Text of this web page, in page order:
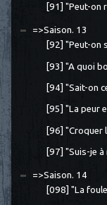
[91] "Peut-on
=>Saison. 13
[92] "Peut-on
[93] "A quoi
[94] "Sait-on
[95] "La peur
[96] "Croquer
[97] "Suis-je à
=>Saison. 14
[098] "La